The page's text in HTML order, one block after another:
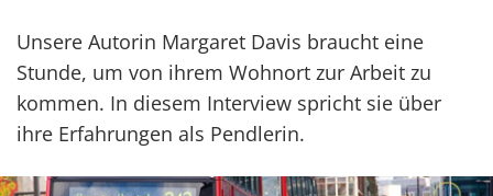
Unsere Autorin Margaret Davis braucht eine
Stunde, um von ihrem Wohnort zur Arbeit zu
kommen. In diesem Interview spricht sie über
ihre Erfahrungen als Pendlerin.